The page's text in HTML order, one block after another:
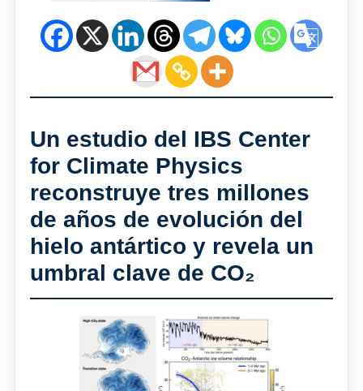
Un estudio del IBS Center
for Climate Physics
reconstruye tres millones
de años de evolución del
hielo antártico y revela un
umbral clave de CO₂